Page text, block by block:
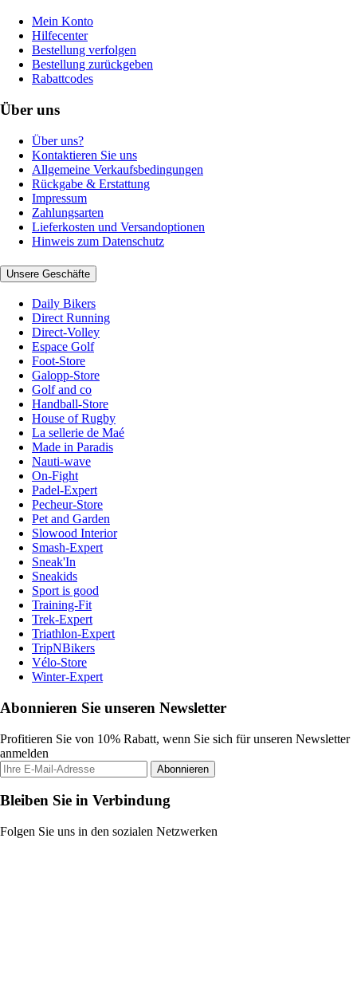
Mein Konto
Hilfecenter
Bestellung verfolgen
Bestellung zurückgeben
Rabattcodes
Über uns
Über uns?
Kontaktieren Sie uns
Allgemeine Verkaufsbedingungen
Rückgabe & Erstattung
Impressum
Zahlungsarten
Lieferkosten und Versandoptionen
Hinweis zum Datenschutz
Unsere Geschäfte
Daily Bikers
Direct Running
Direct-Volley
Espace Golf
Foot-Store
Galopp-Store
Golf and co
Handball-Store
House of Rugby
La sellerie de Maé
Made in Paradis
Nauti-wave
On-Fight
Padel-Expert
Pecheur-Store
Pet and Garden
Slowood Interior
Smash-Expert
Sneak'In
Sneakids
Sport is good
Training-Fit
Trek-Expert
Triathlon-Expert
TripNBikers
Vélo-Store
Winter-Expert
Abonnieren Sie unseren Newsletter
Profitieren Sie von 10% Rabatt, wenn Sie sich für unseren Newsletter
anmelden
Abonnieren
Bleiben Sie in Verbindung
Folgen Sie uns in den sozialen Netzwerken